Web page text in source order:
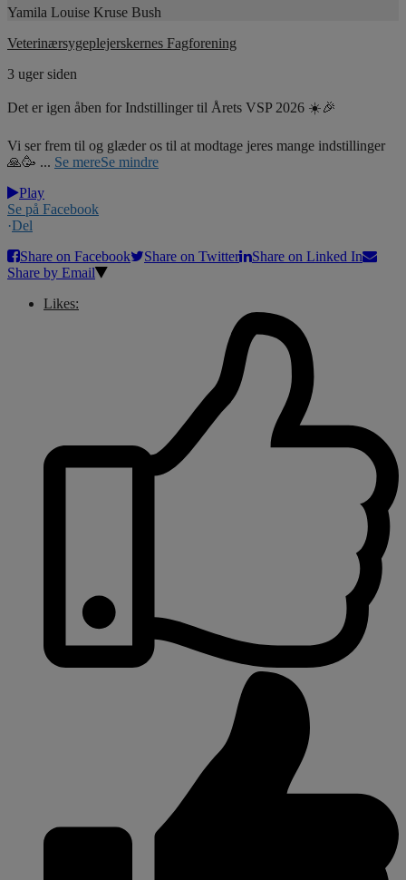
Yamila Louise Kruse Bush
Veterinærsygeplejerskernes Fagforening
3 uger siden
Det er igen åben for Indstillinger til Årets VSP 2026 ☀️🎉
Vi ser frem til og glæder os til at modtage jeres mange indstillinger
🙏🥳 ... Se mereSe mindre
Play
Se på Facebook
·Del
Share on Facebook
Share on Twitter
Share on Linked In
Share by Email
Likes: